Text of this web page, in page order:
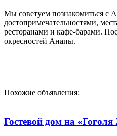
Мы советуем познакомиться с
достопримечательностями,
ресторанами и кафе-барами.
окресностей Анапы.
Похожие объявления:
Гостевой дом на «Гоголя